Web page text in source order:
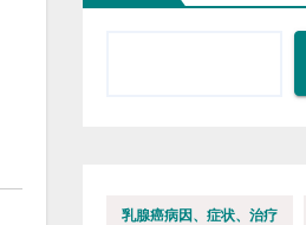
乳腺癌病因、症状、治疗